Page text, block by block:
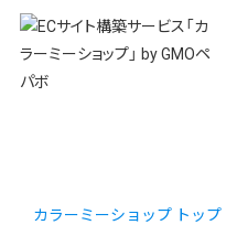
カラーミーショップ トップ